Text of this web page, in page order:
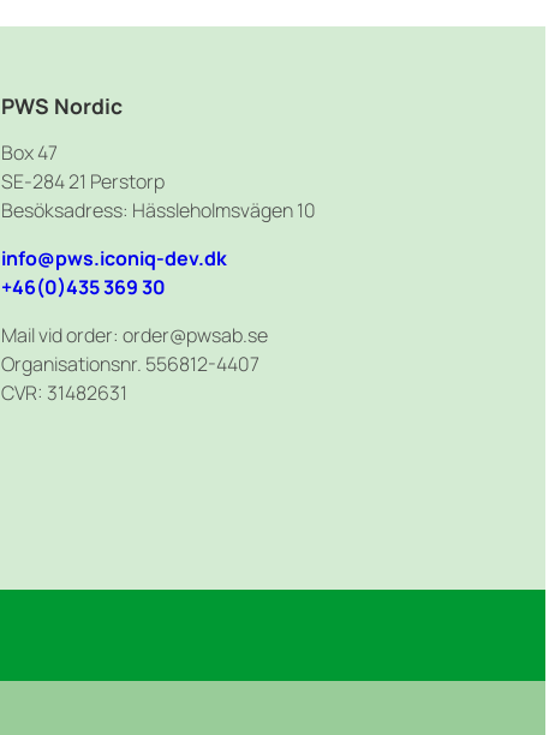
PWS Nordic
Box 47
SE-284 21 Perstorp
Besöksadress: Hässleholmsvägen 10
info@pws.iconiq-dev.dk
+46(0)435 369 30
Mail vid order: order@pwsab.se
Organisationsnr. 556812-4407
CVR: 31482631